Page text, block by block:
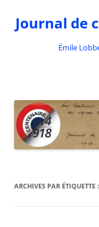
contenu
Journal de
Émile
ARCHIVES PAR ÉTIQUETTE :